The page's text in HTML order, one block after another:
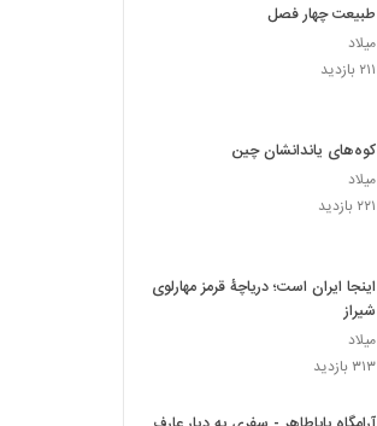
طبیعت چهار فصل
میلاد
۲۱۱ بازدید
کوه‌های یاندانشان چین
میلاد
۲۲۱ بازدید
اینجا ایران است؛ دریاچۀ قرمز مهارلوی
شیراز
میلاد
۳۱۳ بازدید